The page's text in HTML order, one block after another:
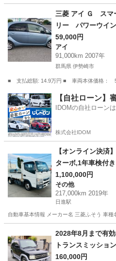
川口駅 デリカ
三菱 アイ Ｇ ス
リー パワーウイ
ステアリング Ａ
ートエアコン 盗難
59,000円
アイ
91,000km 2007年
群馬県 伊勢崎市
■ 支払総額: 14.9万円 ■ 車両本体価格：
群馬 伊勢崎市 アイ
【自社ローン】
IDOMの自社ローン
株式会社IDOM
【オンライン決済
ターボ,1年車検付
C、1.5トン
1,100,000円
その他
217,000km 2019年
日進駅
自動車基本情報 メーカー名 三菱ふそう
日進駅 その他
2028年8月まで有
トランスミッショ
160,000円